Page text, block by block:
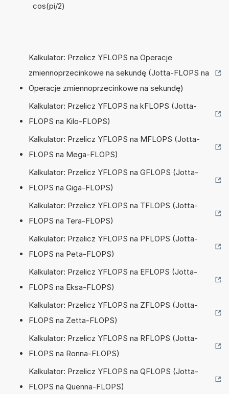
cos(pi/2)
Kalkulator: Przelicz YFLOPS na Operacje
zmiennoprzecinkowe na sekundę (Jotta-FLOPS na
Operacje zmiennoprzecinkowe na sekundę)
Kalkulator: Przelicz YFLOPS na kFLOPS (Jotta-
FLOPS na Kilo-FLOPS)
Kalkulator: Przelicz YFLOPS na MFLOPS (Jotta-
FLOPS na Mega-FLOPS)
Kalkulator: Przelicz YFLOPS na GFLOPS (Jotta-
FLOPS na Giga-FLOPS)
Kalkulator: Przelicz YFLOPS na TFLOPS (Jotta-
FLOPS na Tera-FLOPS)
Kalkulator: Przelicz YFLOPS na PFLOPS (Jotta-
FLOPS na Peta-FLOPS)
Kalkulator: Przelicz YFLOPS na EFLOPS (Jotta-
FLOPS na Eksa-FLOPS)
Kalkulator: Przelicz YFLOPS na ZFLOPS (Jotta-
FLOPS na Zetta-FLOPS)
Kalkulator: Przelicz YFLOPS na RFLOPS (Jotta-
FLOPS na Ronna-FLOPS)
Kalkulator: Przelicz YFLOPS na QFLOPS (Jotta-
FLOPS na Quenna-FLOPS)